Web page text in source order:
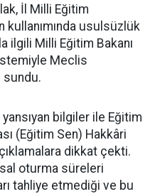
İl Milli Eğitim
kullanımında usulsüzlük
ilgili Milli Eğitim Bakanı
Meclis
sundu.
bilgiler ile Eğitim
(Eğitim Sen) Hakkâri
dikkat çekti.
oturma süreleri
tahliye etmediği ve bu